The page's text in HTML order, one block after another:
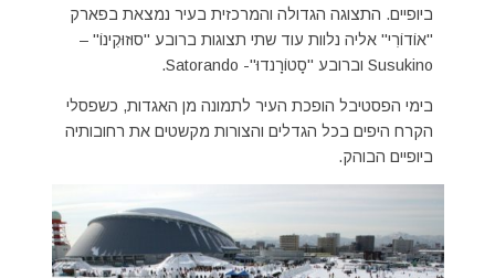
ביופיים. התצוגה הגדולה והמרכזית בעיר נמצאת בפארק
"אוֹדוֹרִי" אליה נלוות עוד שתי תצוגות ברובע "סוּזוּקִינוֹ" –
Susukino וברובע "סָטוֹרָנדוּ"- Satorando.
בימי הפסטיבל הופכת העיר לתמונה מן האגדות, כשפסלי
הקרח היפים בכל הגדלים והצורות מקשטים את רחובותיה
ביופיים הבוהק.